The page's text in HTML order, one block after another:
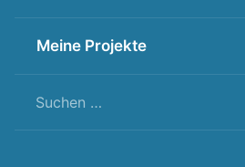
Meine Projekte